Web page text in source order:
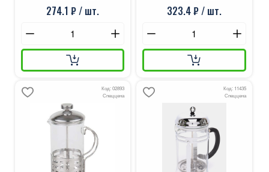
274.1 ₽ / шт. 323.4 ₽ / шт.
Код: 02893
Спеццена
Код: 11435
Спеццена